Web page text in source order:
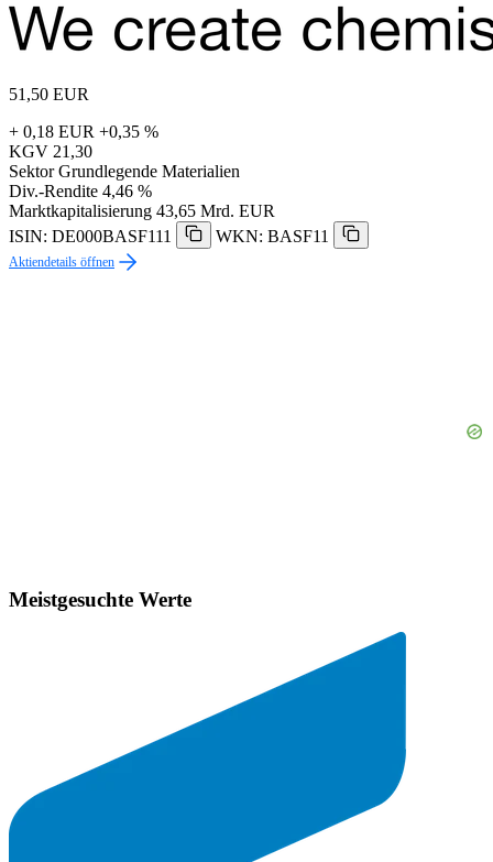
51,50 EUR
+ 0,18 EUR +0,35 %
KGV 21,30
Sektor Grundlegende Materialien
Div.-Rendite 4,46 %
Marktkapitalisierung 43,65 Mrd. EUR
ISIN: DE000BASF111
WKN: BASF11
Aktiendetails öffnen
Meistgesuchte Werte